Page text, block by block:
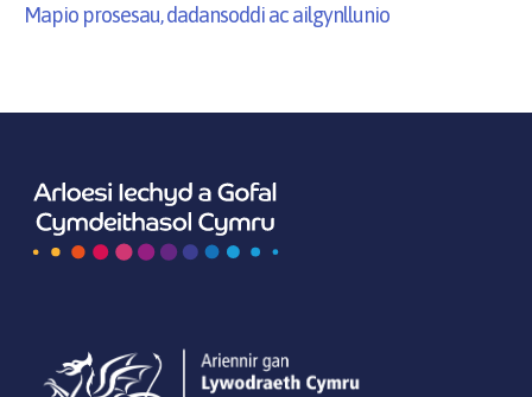
Mapio prosesau, dadansoddi ac ailgynllunio